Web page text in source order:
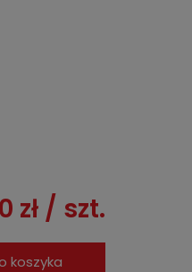
zł / szt.
koszyka